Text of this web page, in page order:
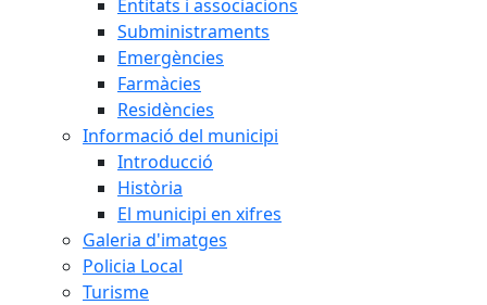
Entitats i associacions
Subministraments
Emergències
Farmàcies
Residències
Informació del municipi
Introducció
Història
El municipi en xifres
Galeria d'imatges
Policia Local
Turisme